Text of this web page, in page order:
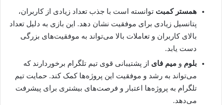
همستر کمبت توانسته است با جذب تعداد زیادی از کاربران،
پتانسیل زیادی برای موفقیت نشان دهد. این بازی به دلیل تعداد
بالای کاربران و تعاملات بالا می‌تواند به موفقیت‌های بزرگی
دست یابد.
بلوم و میم فای از پشتیبانی قوی تیم تلگرام برخوردارند که
می‌تواند به رشد و موفقیت این پروژه‌ها کمک کند. حمایت تیم
تلگرام به پروژه‌ها اعتبار و فرصت‌های بیشتری برای پیشرفت
می‌دهد.